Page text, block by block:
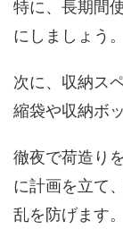
特に、長期間
にしましょう。
次に、収納ス
縮袋や収納ボ
徹夜で荷造り
に計画を立て
乱を防げます。